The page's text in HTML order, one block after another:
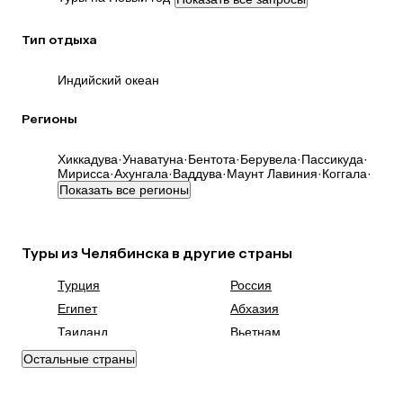
Тип отдыха
Индийский океан
Регионы
Хиккадува·Унаватуна·Бентота·Берувела·Пассикуда·
Мирисса·Ахунгала·Ваддува·Маунт Лавиния·Коггала·
Показать все регионы
Туры из Челябинска в другие страны
Турция
Россия
Египет
Абхазия
Таиланд
Вьетнам
ОАЭ
Остальные страны